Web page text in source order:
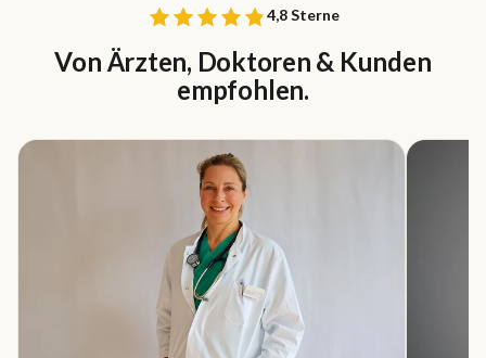
4,8 Sterne
Von Ärzten, Doktoren & Kunden
empfohlen.